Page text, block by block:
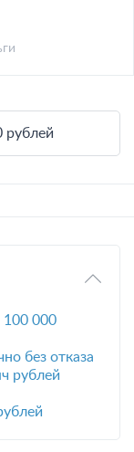
рублей
000
без отказа
рублей